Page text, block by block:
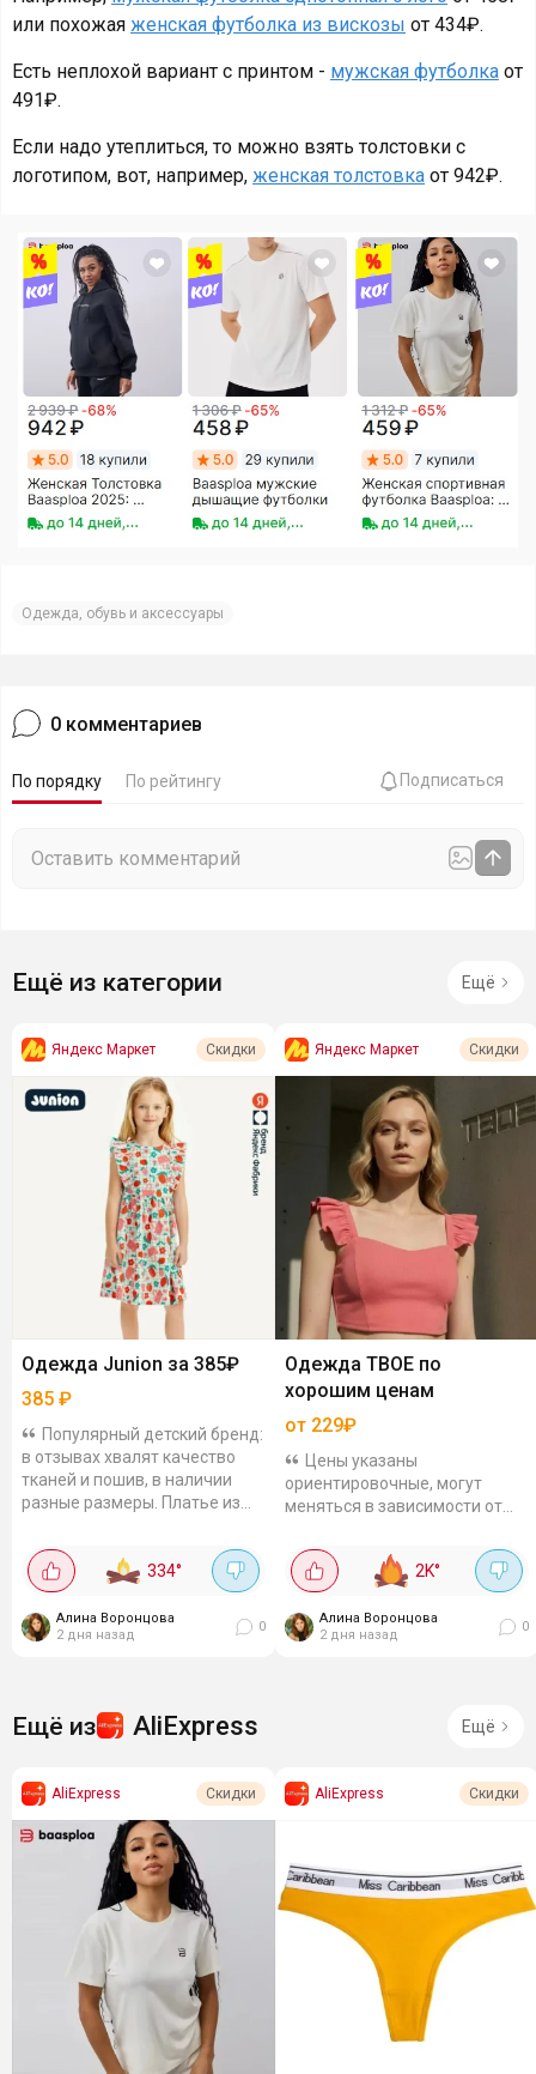
или похожая женская футболка из вискозы от 434₽.
Есть неплохой вариант с принтом - мужская футболка от
491₽.
Если надо утеплиться, то можно взять толстовки с
логотипом, вот, например, женская толстовка от 942₽.
Одежда, обувь и аксессуары
0 комментариев
По порядку По рейтингу Подписаться
Ещё из категории Ещё
Яндекс Маркет Скидки
Одежда Junion за 385₽
385 ₽
Популярный детский бренд:
в отзывах хвалят качество
тканей и пошив, в наличии
разные размеры. Платье из
для тёплой погоды. Платье
из...
334°
Алина Воронцова
2 дня назад
0
Яндекс Маркет Скидки
Одежда ТВОЕ по
хорошим ценам
от 229₽
Цены указаны
ориентировочные, могут
меняться в зависимости от
короткий с рюшами на лямках
– от 229₽Самый бюджетный
вариант в подборке. Лёгкий,...
2K°
Алина Воронцова
2 дня назад
0
Ещё из AliExpress Ещё
AliExpress Скидки AliExpress Скидки